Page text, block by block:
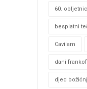
60.
besplatni
Cavilam
dani
djed